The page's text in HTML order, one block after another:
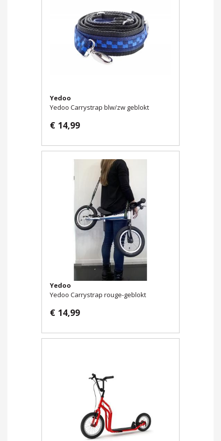
Yedoo
Yedoo Carrystrap blw/zw geblokt
€ 14,99
Yedoo
Yedoo Carrystrap rouge-geblokt
€ 14,99